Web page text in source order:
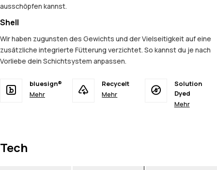
ausschöpfen kannst.
Shell
Wir haben zugunsten des Gewichts und der Vielseitigkeit auf eine
zusätzliche integrierte Fütterung verzichtet. So kannst du je nach
Vorliebe dein Schichtsystem anpassen.
bluesign®
Mehr
Recycelt
Mehr
Solution
Dyed
Mehr
Tech